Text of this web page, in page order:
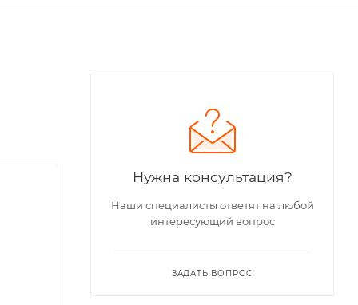
Нужна консультация?
Наши специалисты ответят на любой
интересующий вопрос
ЗАДАТЬ ВОПРОС